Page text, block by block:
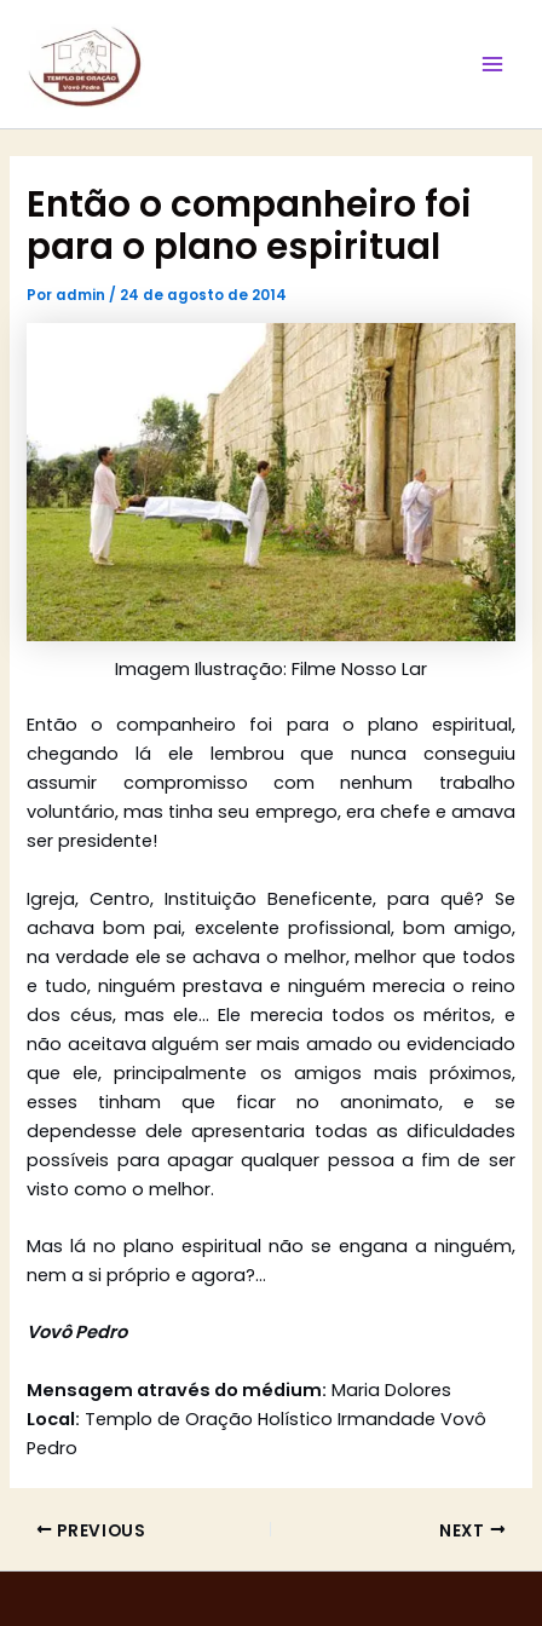
conteúdo
Então o companheiro foi
para o plano espiritual
Por admin / 24 de agosto de 2014
Imagem Ilustração: Filme Nosso Lar
Então o companheiro foi para o plano espiritual,
chegando lá ele lembrou que nunca conseguiu
assumir compromisso com nenhum trabalho
voluntário, mas tinha seu emprego, era chefe e amava
ser presidente!
Igreja, Centro, Instituição Beneficente, para quê? Se
achava bom pai, excelente profissional, bom amigo,
na verdade ele se achava o melhor, melhor que todos
e tudo, ninguém prestava e ninguém merecia o reino
dos céus, mas ele… Ele merecia todos os méritos, e
não aceitava alguém ser mais amado ou evidenciado
que ele, principalmente os amigos mais próximos,
esses tinham que ficar no anonimato, e se
dependesse dele apresentaria todas as dificuldades
possíveis para apagar qualquer pessoa a fim de ser
visto como o melhor.
Mas lá no plano espiritual não se engana a ninguém,
nem a si próprio e agora?…
Vovô Pedro
Mensagem através do médium: Maria Dolores
Local: Templo de Oração Holístico Irmandade Vovô
Pedro
PREVIOUS NEXT